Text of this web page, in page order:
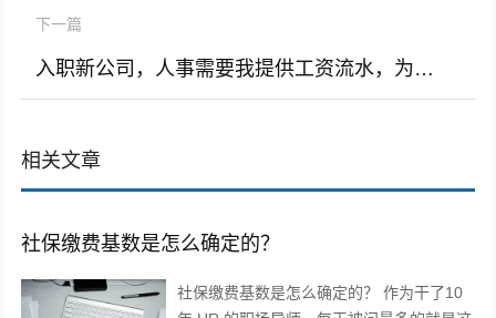
下一篇
入职新公司，人事需要我提供工资流水，为什么呢？
相关文章
社保缴费基数是怎么确定的？
社保缴费基数是怎么确定的？ 作为干了10